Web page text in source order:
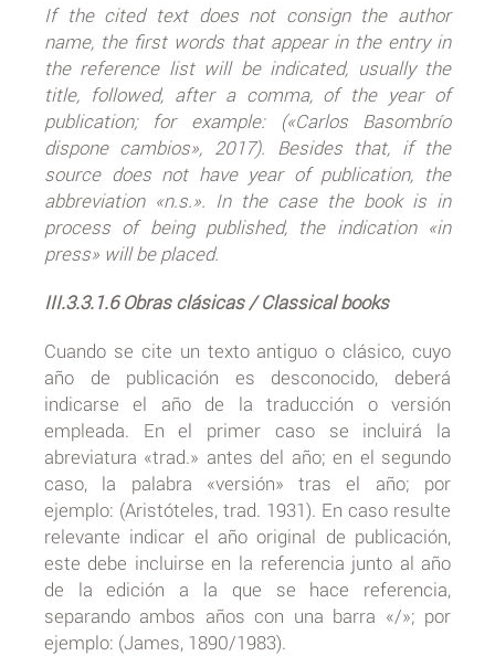
If the cited text does not consign the author
name, the first words that appear in the entry in
the reference list will be indicated, usually the
title, followed, after a comma, of the year of
publication; for example: («Carlos Basombrío
dispone cambios», 2017). Besides that, if the
source does not have year of publication, the
abbreviation «n.s.». In the case the book is in
process of being published, the indication «in
press» will be placed.
III.3.3.1.6 Obras clásicas / Classical books
Cuando se cite un texto antiguo o clásico, cuyo
año de publicación es desconocido, deberá
indicarse el año de la traducción o versión
empleada. En el primer caso se incluirá la
abreviatura «trad.» antes del año; en el segundo
caso, la palabra «versión» tras el año; por
ejemplo: (Aristóteles, trad. 1931). En caso resulte
relevante indicar el año original de publicación,
este debe incluirse en la referencia junto al año
de la edición a la que se hace referencia,
separando ambos años con una barra «/»; por
ejemplo: (James, 1890/1983).